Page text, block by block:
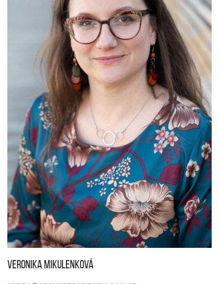
Veronika Mikulenková